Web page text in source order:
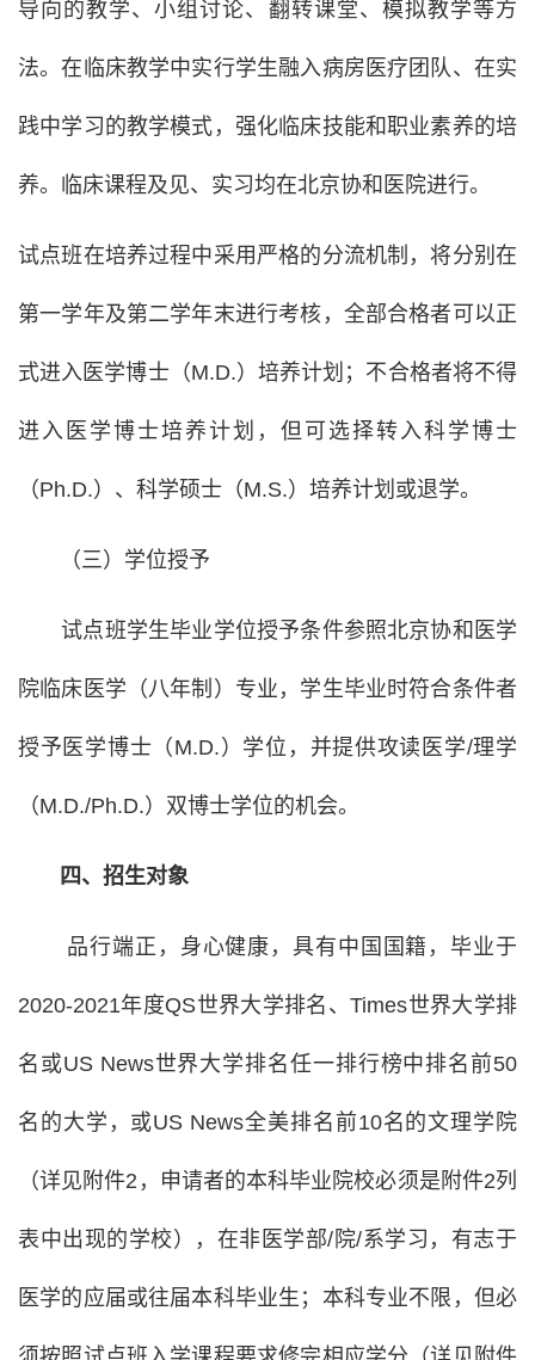
导向的教学、小组讨论、翻转课堂、模拟教学等方
法。在临床教学中实行学生融入病房医疗团队、在实
践中学习的教学模式，强化临床技能和职业素养的培
养。临床课程及见、实习均在北京协和医院进行。
试点班在培养过程中采用严格的分流机制，将分别在
第一学年及第二学年末进行考核，全部合格者可以正
式进入医学博士（M.D.）培养计划；不合格者将不得
进入医学博士培养计划，但可选择转入科学博士
（Ph.D.）、科学硕士（M.S.）培养计划或退学。
（三）学位授予
试点班学生毕业学位授予条件参照北京协和医学
院临床医学（八年制）专业，学生毕业时符合条件者
授予医学博士（M.D.）学位，并提供攻读医学/理学
（M.D./Ph.D.）双博士学位的机会。
四、招生对象
品行端正，身心健康，具有中国国籍，毕业于
2020-2021年度QS世界大学排名、Times世界大学排
名或US News世界大学排名任一排行榜中排名前50
名的大学，或US News全美排名前10名的文理学院
（详见附件2，申请者的本科毕业院校必须是附件2列
表中出现的学校），在非医学部/院/系学习，有志于
医学的应届或往届本科毕业生；本科专业不限，但必